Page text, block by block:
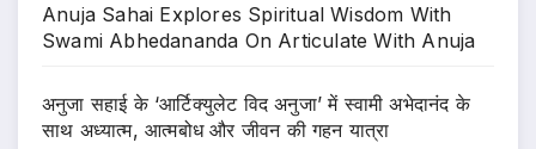
Anuja Sahai Explores Spiritual Wisdom With
Swami Abhedananda On Articulate With Anuja
अनुजा सहाई के ‘आर्टिक्युलेट विद अनुजा’ में स्वामी अभेदानंद के
साथ अध्यात्म, आत्मबोध और जीवन की गहन यात्रा